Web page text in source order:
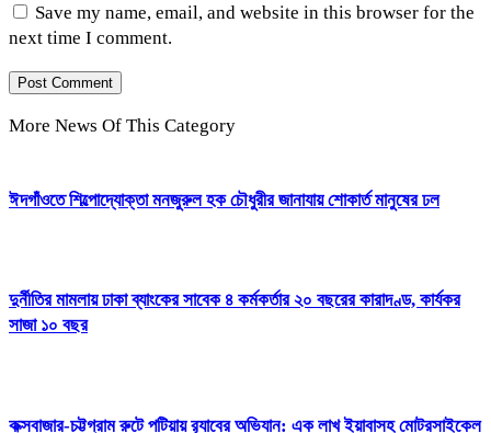
Save my name, email, and website in this browser for the
next time I comment.
More News Of This Category
ঈদগাঁওতে শিল্পোদ্যোক্তা মনজুরুল হক চৌধুরীর জানাযায় শোকার্ত মানুষের ঢল
দুর্নীতির মামলায় ঢাকা ব্যাংকের সাবেক ৪ কর্মকর্তার ২০ বছরের কারাদণ্ড, কার্যকর
সাজা ১০ বছর
কক্সবাজার-চট্টগ্রাম রুটে পটিয়ায় র‍্যাবের অভিযান: এক লাখ ইয়াবাসহ মোটরসাইকেল